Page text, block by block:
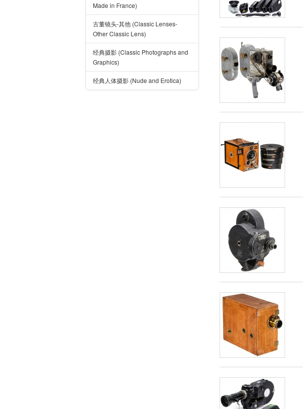
Made in France)
古董镜头-其他 (Classic Lenses-
Other Classic Lens)
经典摄影 (Classic Photographs and
Graphics)
经典人体摄影 (Nude and Erotica)